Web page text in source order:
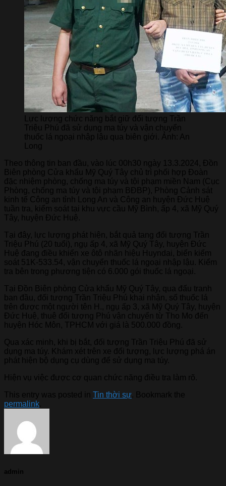
Lực lượng chức năng bắt giữ đối tượng Trần
Triệu Phú đã sử dụng ma túy và vận chuyển
thuốc lá ngoại nhập lậu qua biên giới. Ảnh: An
Long
Theo thông tin ban đầu, vào lúc 00h30 ngày 13.3.2024, Đồn
Biên phòng Cửa khẩu Mỹ Quý Tây chủ trì phối hợp Đoàn
đặc nhiệm phòng, chống ma túy và tội phạm miền Nam (Cục
Phòng, chống ma túy và tội phạm BĐBP), Phòng Cảnh sát
kinh tế Công an tỉnh Long An và Công an huyện Đức Huệ
tuần tra, kiểm soát tại khu vực cầu Mỹ Bình, ấp 4, xã Mỹ Quý
Tây, huyện Đức Huệ.
Tại đây, lực lượng phát hiện, bắt quả tang đối tượng Trần
Triệu Phú (20 tuổi), ngụ ấp 4, xã Mỹ Quý Tây, huyện Đức
Huệ đang điều khiển xe ôtô nhãn hiệu Huyndai, biển kiểm
soát 51K-533.54, vận chuyển thuốc lá ngoại nhập lậu. Kiểm
tra bên trong phương tiện có 6.000 gói thuốc lá ngoại.
Tại Đồn Biên phòng Cửa khẩu Mỹ Quý Tây, qua đấu tranh
ban đầu, đối tượng Trần Triệu Phú khai nhận, số thuốc lá
trên được một người tên H., ngụ ấp 3, xã Mỹ Quý Tây, huyện
Đức Huệ, thuê đối tượng Phú vận chuyển từ Tho Mo đến
huyện Hóc Môn, TPHCM với giá là 500.000 đồng.
Qua xác minh, khi bị bắt, đối tượng Trần Triệu Phú đã sử
dụng ma túy. Khám xét trên xe đối tượng, lực lượng phá án
phát hiện bộ dụng cụ dùng để sử dụng ma túy.
Hiện vụ việc được cơ quan chức năng điều tra làm rõ.
This entry was posted in Tin thời sự. Bookmark the
permalink.
admin